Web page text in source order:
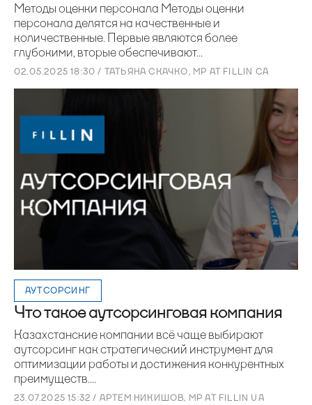
Методы оценки персонала Методы оценки
персонала делятся на качественные и
количественные. Первые являются более
глубокими, вторые обеспечивают...
02.05.2025 18:30 / ТАТЬЯНА СКАЧКО, MP AT FILLIN CA
АУТСОРСИНГ
Что такое аутсорсинговая компания
Казахстанские компании всё чаще выбирают
аутсорсинг как стратегический инструмент для
оптимизации работы и достижения конкурентных
преимуществ....
23.07.2025 15:32 / АРТЕМ НИКИШОВ, MP AT FILLIN UA